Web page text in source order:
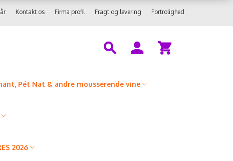
Fortrolighed
Fragt og levering
Firma profil
Kontakt os
Pét Nat & andre mousserende vine
2026